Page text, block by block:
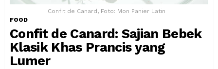
Confit de Canard, Foto: Mon Panier Latin
FOOD
Confit de Canard: Sajian Bebek
Klasik Khas Prancis yang
Lumer